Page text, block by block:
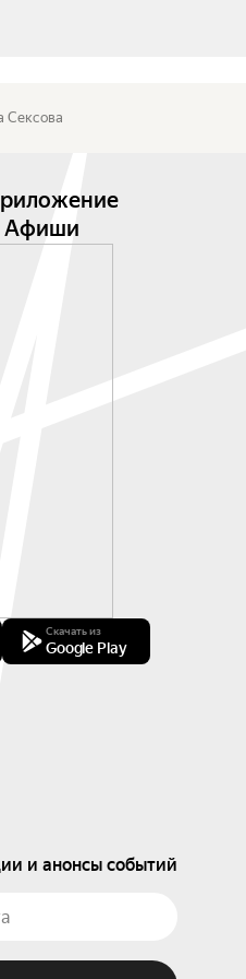
Сексова
Афиши
Скачать из
Google Play
и анонсы событий